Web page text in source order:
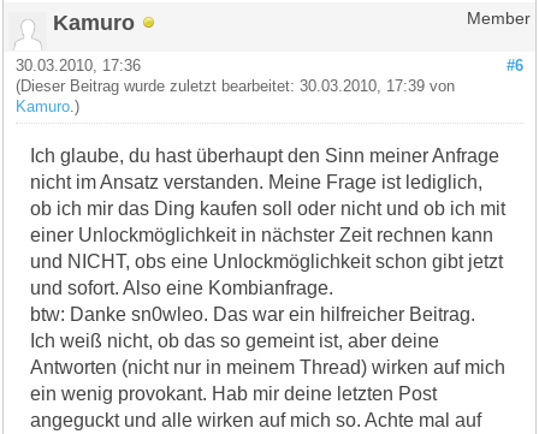
Kamuro Member
#6
30.03.2010, 17:36
(Dieser Beitrag wurde zuletzt bearbeitet: 30.03.2010, 17:39 von
Kamuro .)
Ich glaube, du hast überhaupt den Sinn meiner Anfrage
nicht im Ansatz verstanden. Meine Frage ist lediglich,
ob ich mir das Ding kaufen soll oder nicht und ob ich mit
einer Unlockmöglichkeit in nächster Zeit rechnen kann
und NICHT, obs eine Unlockmöglichkeit schon gibt jetzt
und sofort. Also eine Kombianfrage.
btw: Danke sn0wleo. Das war ein hilfreicher Beitrag.
Ich weiß nicht, ob das so gemeint ist, aber deine
Antworten (nicht nur in meinem Thread) wirken auf mich
ein wenig provokant. Hab mir deine letzten Post
angeguckt und alle wirken auf mich so. Achte mal auf